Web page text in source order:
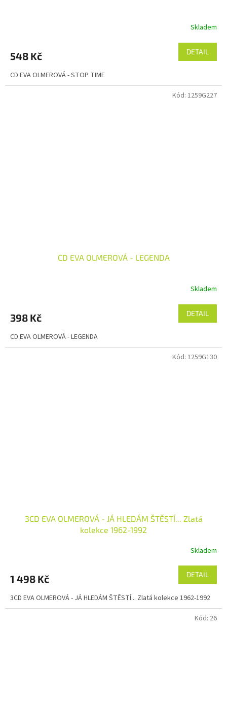
Skladem
548 Kč DETAIL
CD EVA OLMEROVÁ - STOP TIME
CD EVA OLMEROVÁ - LEGENDA
Skladem
398 Kč DETAIL
CD EVA OLMEROVÁ - LEGENDA
Kód: 1259G227
3CD EVA OLMEROVÁ - JÁ HLEDÁM ŠTĚSTÍ... Zlatá
kolekce 1962-1992
Skladem
1 498 Kč DETAIL
3CD EVA OLMEROVÁ - JÁ HLEDÁM ŠTĚSTÍ... Zlatá kolekce 1962-1992
Kód: 1259G130
Kód: 26